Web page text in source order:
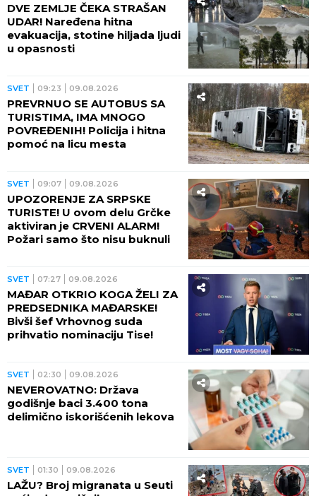
DVE ZEMLJE ČEKA STRAŠAN
UDAR! Naređena hitna
evakuacija, stotine hiljada ljudi
u opasnosti
SVET 09:23 09.08.2026
PREVRNUO SE AUTOBUS SA
TURISTIMA, IMA MNOGO
POVREĐENIH! Policija i hitna
pomoć na licu mesta
SVET 09:07 09.08.2026
UPOZORENJE ZA SRPSKE
TURISTE! U ovom delu Grčke
aktiviran je CRVENI ALARM!
Požari samo što nisu buknuli
SVET 07:27 09.08.2026
MAĐAR OTKRIO KOGA ŽELI ZA
PREDSEDNIKA MAĐARSKE!
Bivši šef Vrhovnog suda
prihvatio nominaciju Tise!
SVET 02:30 09.08.2026
NEVEROVATNO: Država
godišnje baci 3.400 tona
delimično iskorišćenih lekova
SVET 01:30 09.08.2026
LAŽU? Broj migranata u Seuti